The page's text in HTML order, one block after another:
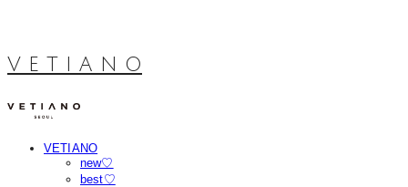
V E T I A N O
VETIANO
new♡
best♡